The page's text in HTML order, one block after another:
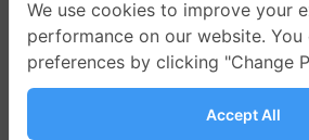
We use cookies to improve your
performance on our website. You
preferences by clicking "Change
Accept All